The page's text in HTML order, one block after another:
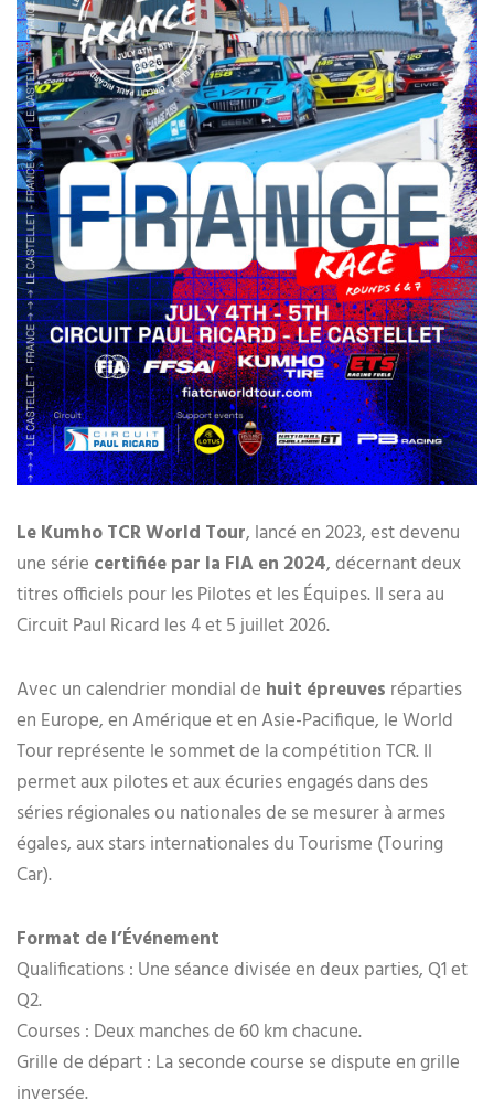
Le Kumho TCR World Tour, lancé en 2023, est devenu
une série certifiée par la FIA en 2024, décernant deux
titres officiels pour les Pilotes et les Équipes. Il sera au
Circuit Paul Ricard les 4 et 5 juillet 2026.
Avec un calendrier mondial de huit épreuves réparties
en Europe, en Amérique et en Asie-Pacifique, le World
Tour représente le sommet de la compétition TCR. Il
permet aux pilotes et aux écuries engagés dans des
séries régionales ou nationales de se mesurer à armes
égales, aux stars internationales du Tourisme (Touring
Car).
Format de l’Événement
Qualifications : Une séance divisée en deux parties, Q1 et
Q2.
Courses : Deux manches de 60 km chacune.
Grille de départ : La seconde course se dispute en grille
inversée.